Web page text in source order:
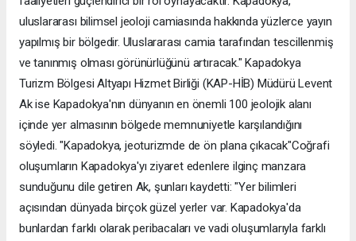
uluslararası bilimsel jeoloji camiasında hakkında yüzlerce yayın
yapılmış bir bölgedir. Uluslararası camia tarafından tescillenmiş
ve tanınmış olması görünürlüğünü artıracak." Kapadokya
Turizm Bölgesi Altyapı Hizmet Birliği (KAP-HİB) Müdürü Levent
Ak ise Kapadokya'nın dünyanın en önemli 100 jeolojik alanı
içinde yer almasının bölgede memnuniyetle karşılandığını
söyledi. "Kapadokya, jeoturizmde de ön plana çıkacak"Coğrafi
oluşumların Kapadokya'yı ziyaret edenlere ilginç manzara
sunduğunu dile getiren Ak, şunları kaydetti: "Yer bilimleri
açısından dünyada birçok güzel yerler var. Kapadokya'da
bunlardan farklı olarak peribacaları ve vadi oluşumlarıyla farklı